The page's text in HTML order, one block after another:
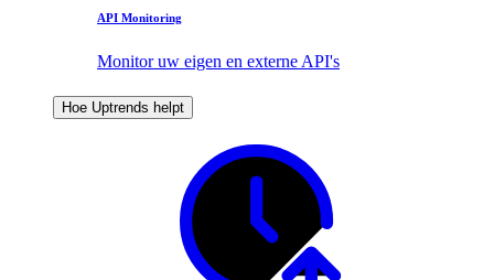
API Monitoring
Monitor uw eigen en externe API's
Hoe Uptrends helpt